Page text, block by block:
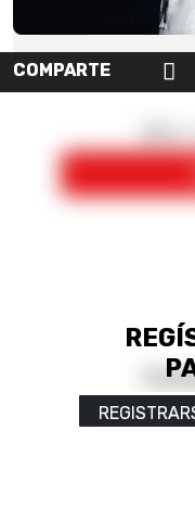
COMPARTE